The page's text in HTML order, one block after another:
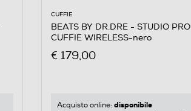
CUFFIE
BEATS BY DR.DRE - STUDIO PRO
CUFFIE WIRELESS-nero
€ 179,00
Acquisto online: disponibile